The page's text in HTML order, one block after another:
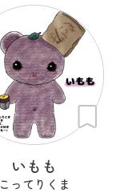
いもも
こってりくま